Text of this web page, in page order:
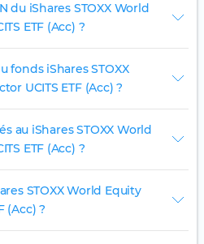
du iShares STOXX World
ETF (Acc) ?
fonds iShares STOXX
UCITS ETF (Acc) ?
au iShares STOXX World
ETF (Acc) ?
STOXX World Equity
(Acc) ?